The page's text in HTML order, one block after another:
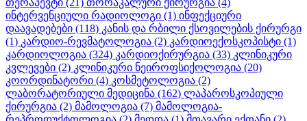
ინტერვენციული რადიოლოგი (1) ინფექციური
დაავადებები (118) კანის და რბილი ქსოვილების ქირურგი
(1) კარდიო-რევმატოლოგია (2) კარდიოექოსკოპისტი (1)
კარდიოლოგია (324) კარდიოქირურგია (33) კლინიკური
კვლევები (2) კლინიკური ნეიროფსიქოლოგია (20)
კოორდინატორი (4) კოსმეტოლოგია (2)
ლაბორატორიული მედიცინა (162) ლაპაროსკოპიული
ქირურგია (2) მამოლოგია (7) მამოლოგია-